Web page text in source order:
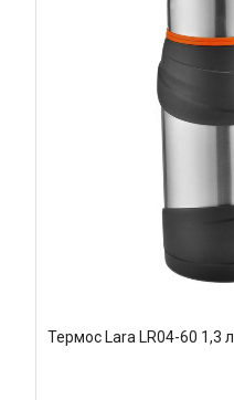
Термос Lara LR04-60 1,3 л